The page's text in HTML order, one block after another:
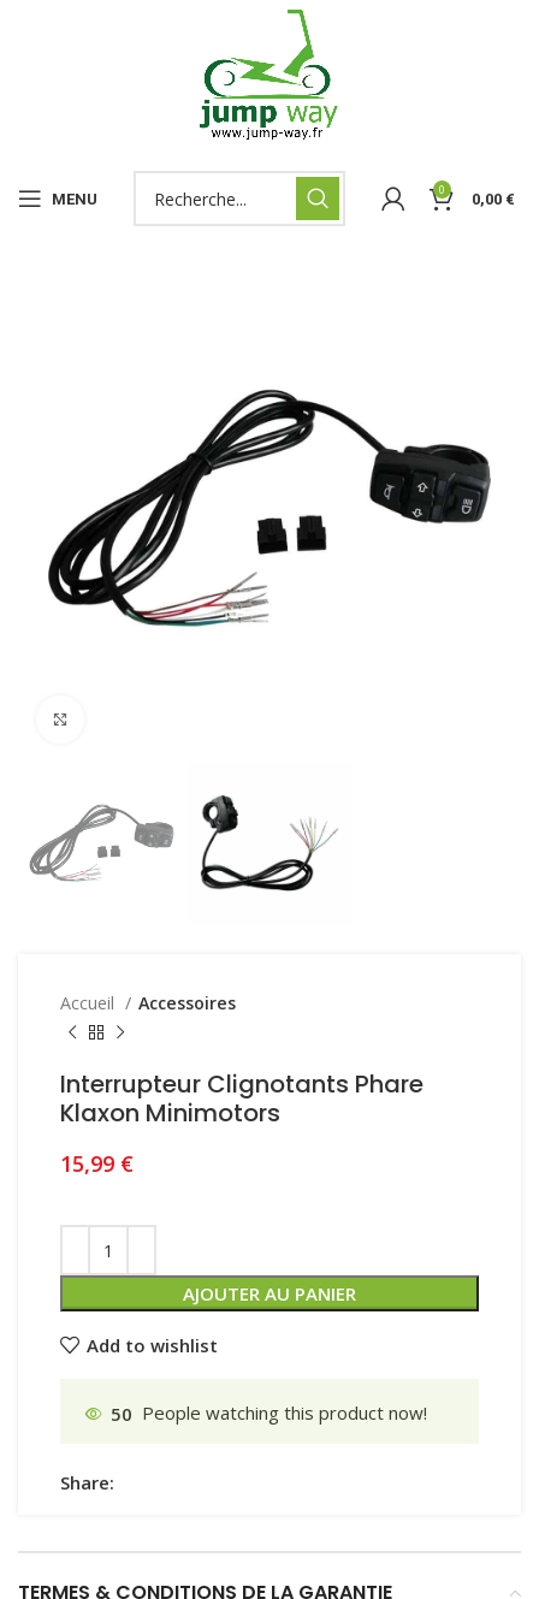
MENU 0 0,00 €
Accueil Accessoires
Interrupteur Clignotants Phare
Klaxon Minimotors
15,99 €
AJOUTER AU PANIER
Add to wishlist
50 People watching this product now!
Share:
TERMES & CONDITIONS DE LA GARANTIE